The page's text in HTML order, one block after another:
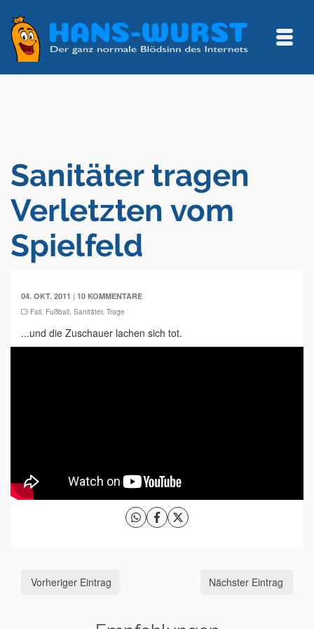
Sanitäter tragen
Verletzten vom
Spielfeld
04. OKT. 2011 | 10 KOMMENTARE
Fail, Fußball, Sanitäter, Trage
...und die Zuschauer lachen sich tot.
Vorheriger Eintrag Nächster Eintrag